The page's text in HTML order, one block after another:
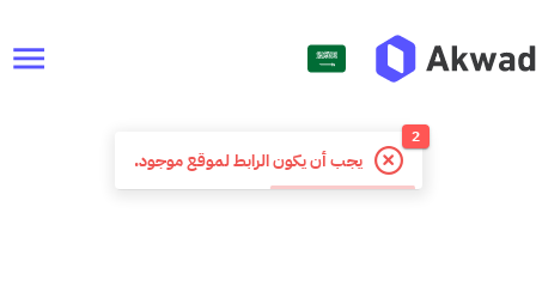
menu
يجب أن يكون الرابط لموقع موجود.
2